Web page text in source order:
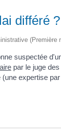
différé ?
(Première
suspectée
par le juge
expertise